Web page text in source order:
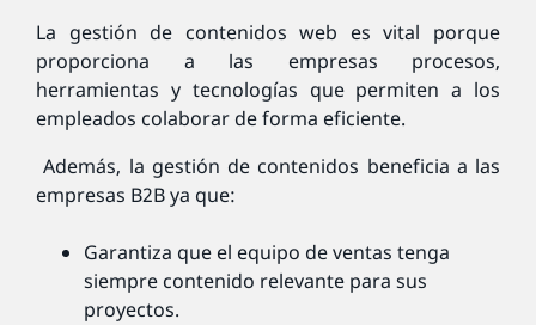
La gestión de contenidos web es vital porque
proporciona a las empresas procesos,
herramientas y tecnologías que permiten a los
empleados colaborar de forma eficiente.
Además, la gestión de contenidos beneficia a las
empresas B2B ya que:
Garantiza que el equipo de ventas tenga
siempre contenido relevante para sus
proyectos.